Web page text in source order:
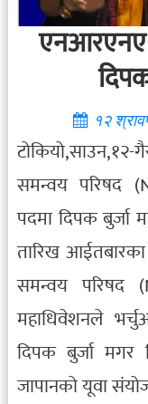
एनआरएनए
१२
समन्वय परिषद
पदमा दिपक
तारिख आईतबारका
समन्वय परिषद
महाधिवेशनले
दिपक बुर्जा
जापानको यूवा